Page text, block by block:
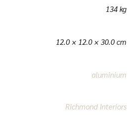
134 kg
12.0 × 12.0 × 30.0 cm
aluminium
Richmond Interiors